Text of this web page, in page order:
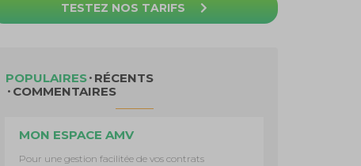
TESTEZ NOS TARIFS
POPULAIRES RÉCENTS
COMMENTAIRES
MON ESPACE AMV
Pour une gestion facilitée de vos contrats